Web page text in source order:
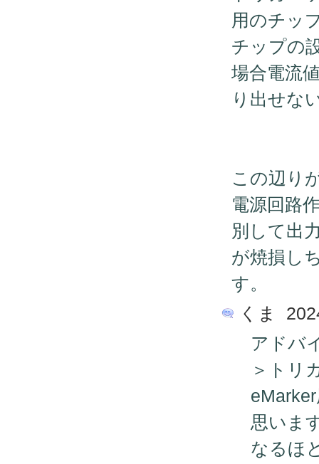
用のチッ
チップの
場合電流
り出せな
この辺り
電源回路
別して出
が焼損し
す。
くま
アドバ
＞トリ
思いま
なるほ